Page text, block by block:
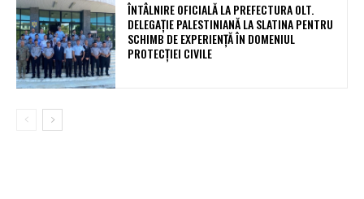
ÎNTÂLNIRE OFICIALĂ LA PREFECTURA OLT.
DELEGAȚIE PALESTINIANĂ LA SLATINA PENTRU
SCHIMB DE EXPERIENȚĂ ÎN DOMENIUL
PROTECȚIEI CIVILE